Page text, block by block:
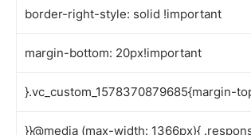
border-right-style: solid !important
margin-bottom: 20px!important
}.vc_custom_1578370879685{margin-
}}@media (max-width: 1366px){